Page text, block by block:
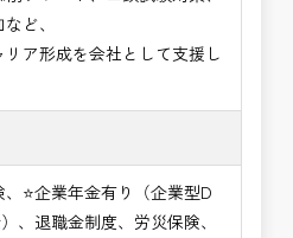
ど、
ア形成を会社として支援し
⭐企業年金有り（企業型D
、退職金制度、労災保険、